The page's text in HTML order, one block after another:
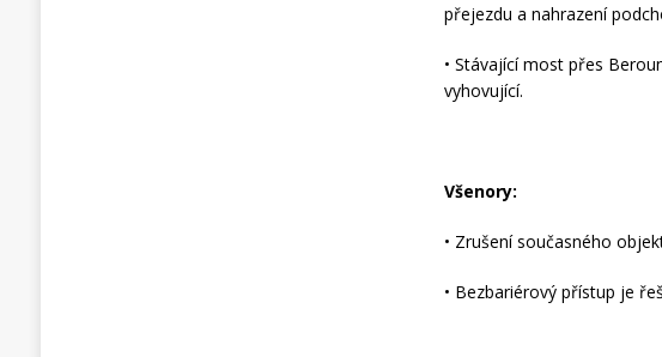
přejezdu a nahrazení
• Stávající most přes
vyhovující.
Všenory:
• Zrušení současného
• Bezbariérový přístup je